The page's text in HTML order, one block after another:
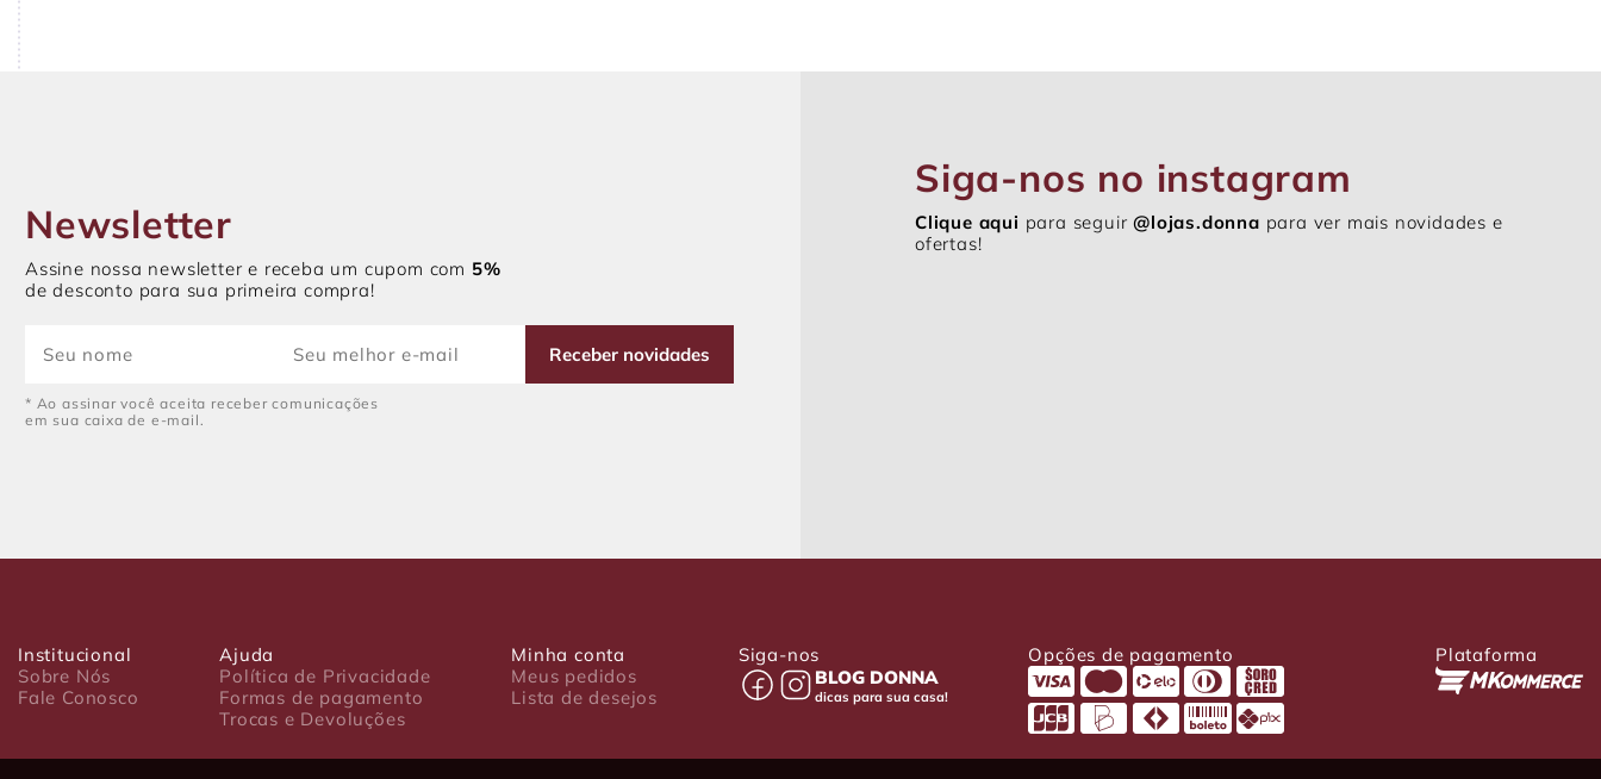
Newsletter
Assine nossa newsletter e receba um cupom com 5%
de desconto para sua primeira compra!
Receber novidades
* Ao assinar você aceita receber comunicações
em sua caixa de e-mail.
Siga-nos no instagram
Clique aqui para seguir@lojas.donna para ver mais novidades e
ofertas!
Institucional
Sobre Nós
Fale Conosco
Ajuda
Política de Privacidade
Formas de pagamento
Trocas e Devoluções
Minha conta
Meus pedidos
Lista de desejos
Siga-nos
BLOG DONNA
dicas para sua casa!
Opções de pagamento Plataforma